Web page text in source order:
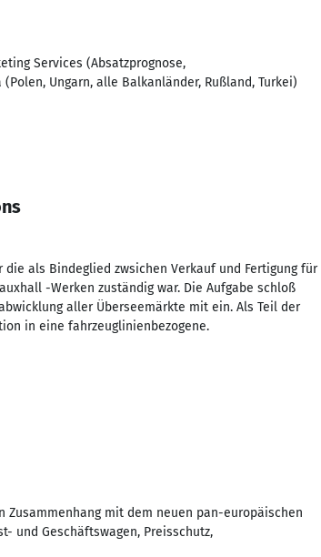
Services (Absatzprognose,
Ungarn, alle Balkanländer, Rußland, Turkei)
als Bindeglied zwsichen Verkauf und Fertigung für
-Werken zuständig war. Die Aufgabe schloß
aller Überseemärkte mit ein. Als Teil der
in eine fahrzeuglinienbezogene.
mit dem neuen pan-europäischen
und Geschäftswagen, Preisschutz,